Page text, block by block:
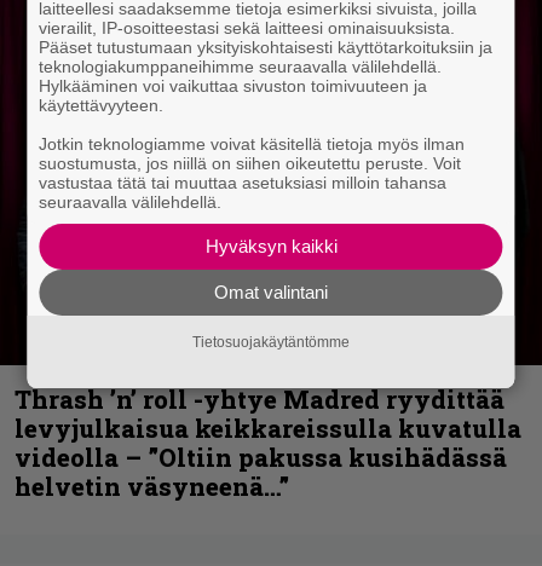
Thrash ’n’ roll -yhtye Madred ryydittää
levyjulkaisua keikkareissulla kuvatulla
videolla – ”Oltiin pakussa kusihädässä
helvetin väsyneenä…”
laitteellesi saadaksemme tietoja esimerkiksi sivuista, joilla
vierailit, IP-osoitteestasi sekä laitteesi ominaisuuksista.
Pääset tutustumaan yksityiskohtaisesti käyttötarkoituksiin ja
teknologiakumppaneihimme seuraavalla välilehdellä.
Hylkääminen voi vaikuttaa sivuston toimivuuteen ja
käytettävyyteen.
Jotkin teknologiamme voivat käsitellä tietoja myös ilman
suostumusta, jos niillä on siihen oikeutettu peruste. Voit
vastustaa tätä tai muuttaa asetuksiasi milloin tahansa
seuraavalla välilehdellä.
Hyväksyn kaikki
Omat valintani
Tietosuojakäytäntömme